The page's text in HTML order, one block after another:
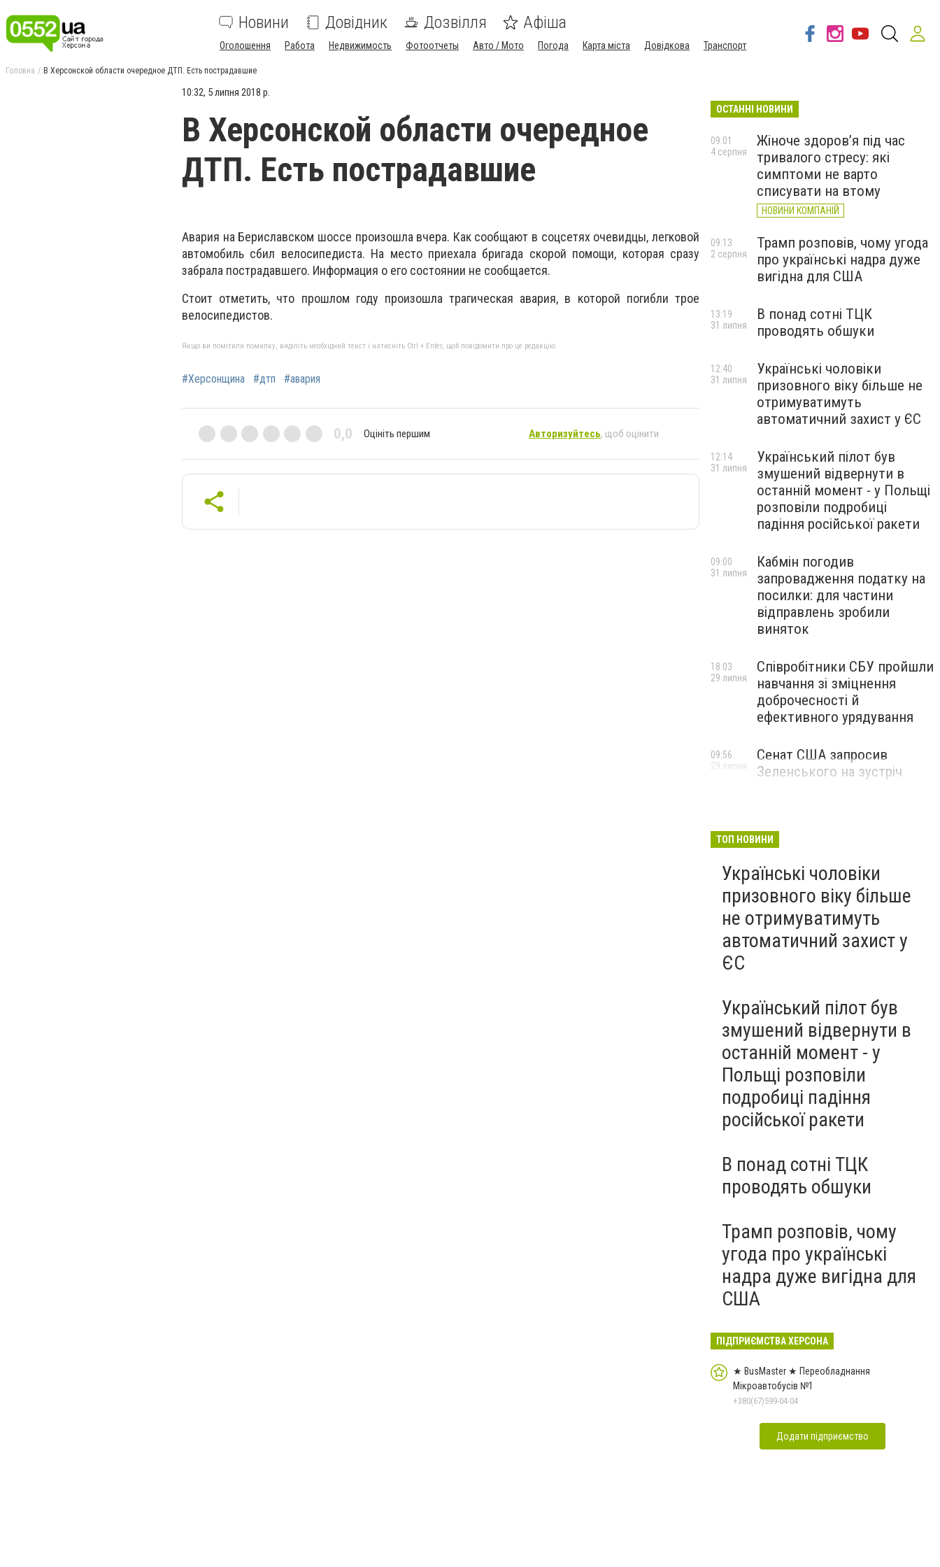
Новини Довідник Дозвілля Афіша
Оголошення Работа Недвижимость Фотоотчеты Авто / Мото Погода Карта міста Довідкова Транспорт
Головна В Херсонской области очередное ДТП. Есть пострадавшие
10:32, 5 липня 2018 р.
В Херсонской области очередное
ДТП. Есть пострадавшие
Авария на Бериславском шоссе произошла вчера. Как сообщают в соцсетях очевидцы, легковой
автомобиль сбил велосипедиста. На место приехала бригада скорой помощи, которая сразу
забрала пострадавшего. Информация о его состоянии не сообщается.
Стоит отметить, что прошлом году произошла трагическая авария, в которой погибли трое
велосипедистов.
Якщо ви помітили помилку, виділіть необхідний текст і натисніть Ctrl + Enter, щоб повідомити про це редакцію
#Херсонщина #дтп #авария
0,0 Оцініть першим Авторизуйтесь, щоб оцінити
ОСТАННІ НОВИНИ
Жіноче здоров’я під час
тривалого стресу: які
симптоми не варто
списувати на втому
НОВИНИ КОМПАНІЙ
09:01
4 серпня
Трамп розповів, чому угода
про українські надра дуже
вигідна для США
09:13
2 серпня
В понад сотні ТЦК
проводять обшуки
13:19
31 липня
Українські чоловіки
призовного віку більше не
отримуватимуть
автоматичний захист у ЄС
12:40
31 липня
Український пілот був
змушений відвернути в
останній момент - у Польщі
розповіли подробиці
падіння російської ракети
12:14
31 липня
Кабмін погодив
запровадження податку на
посилки: для частини
відправлень зробили
виняток
09:00
31 липня
Співробітники СБУ пройшли
навчання зі зміцнення
доброчесності й
ефективного урядування
18:03
29 липня
Сенат США запросив
Зеленського на зустріч
09:56
29 липня
ТОП НОВИНИ
Українські чоловіки
призовного віку більше
не отримуватимуть
автоматичний захист у
ЄС
Український пілот був
змушений відвернути в
останній момент - у
Польщі розповіли
подробиці падіння
російської ракети
В понад сотні ТЦК
проводять обшуки
Трамп розповів, чому
угода про українські
надра дуже вигідна для
США
ПІДПРИЄМСТВА ХЕРСОНА
★ BusMaster ★ Переобладнання
Мікроавтобусів №1
+380(67)599-04-04
Додати підприємство